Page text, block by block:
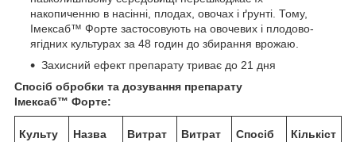
накопиченню в насінні, плодах, овочах і ґрунті. Тому,
Імексаб™ Форте застосовують на овочевих і плодово-
ягідних культурах за 48 годин до збирання врожаю.
Захисний ефект препарату триває до 21 дня
Спосіб обробки та дозування препарату
Імексаб™ Форте:
Культу
Назва
Витрат
Витрат
Спосіб
Кількіст